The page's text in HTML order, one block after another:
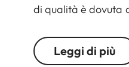
di qualità è dovuta
Leggi di più